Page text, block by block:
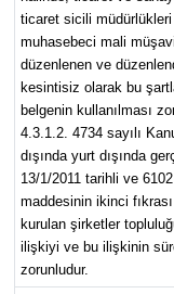
ticaret sicili
muhasebeci mali
düzenlenen ve
kesintisiz olarak bu
belgenin kullanılması
4.3.1.2. 4734 sayılı
dışında yurt dışında
13/1/2011 tarihli ve
maddesinin ikinci
kurulan şirketler
ilişkiyi ve bu ilişkinin
zorunludur.